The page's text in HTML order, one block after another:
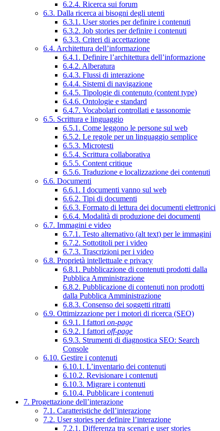
6.2.4. Ricerca sui forum
6.3. Dalla ricerca ai bisogni degli utenti
6.3.1. User stories per definire i contenuti
6.3.2. Job stories per definire i contenuti
6.3.3. Criteri di accettazione
6.4. Architettura dell’informazione
6.4.1. Definire l’architettura dell’informazione
6.4.2. Alberatura
6.4.3. Flussi di interazione
6.4.4. Sistemi di navigazione
6.4.5. Tipologie di contenuto (content type)
6.4.6. Ontologie e standard
6.4.7. Vocabolari controllati e tassonomie
6.5. Scrittura e linguaggio
6.5.1. Come leggono le persone sul web
6.5.2. Le regole per un linguaggio semplice
6.5.3. Microtesti
6.5.4. Scrittura collaborativa
6.5.5. Content critique
6.5.6. Traduzione e localizzazione dei contenuti
6.6. Documenti
6.6.1. I documenti vanno sul web
6.6.2. Tipi di documenti
6.6.3. Formato di lettura dei documenti elettronici
6.6.4. Modalità di produzione dei documenti
6.7. Immagini e video
6.7.1. Testo alternativo (alt text) per le immagini
6.7.2. Sottotitoli per i video
6.7.3. Trascrizioni per i video
6.8. Proprietà intellettuale e privacy
6.8.1. Pubblicazione di contenuti prodotti dalla
Pubblica Amministrazione
6.8.2. Pubblicazione di contenuti non prodotti
dalla Pubblica Amministrazione
6.8.3. Consenso dei soggetti ritratti
6.9. Ottimizzazione per i motori di ricerca (SEO)
6.9.1. I fattori on-page
6.9.2. I fattori off-page
6.9.3. Strumenti di diagnostica SEO: Search
Console
6.10. Gestire i contenuti
6.10.1. L’inventario dei contenuti
6.10.2. Revisionare i contenuti
6.10.3. Migrare i contenuti
6.10.4. Pubblicare i contenuti
7. Progettazione dell’interazione
7.1. Caratteristiche dell’interazione
7.2. User stories per definire l’interazione
7.2.1. Differenza tra scenari e user stories